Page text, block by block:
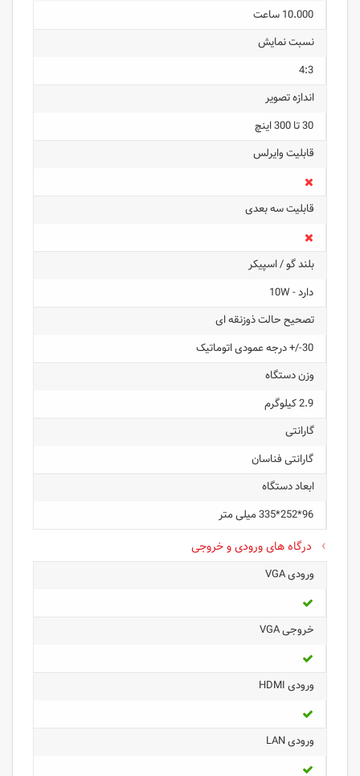
10.000 ساعت
نسبت نمایش
4:3
اندازه تصویر
30 تا 300 اینچ
قابلیت وایرلس
قابلیت سه بعدی
بلند گو / اسپیکر
دارد - 10W
تصحیح حالت ذوزنقه ای
30-/+ درجه عمودی اتوماتیک
وزن دستگاه
2.9 کیلوگرم
گارانتی
گارانتی فناسان
ابعاد دستگاه
96*252*335 میلی متر
درگاه های ورودی و خروجی
ورودی VGA
خروجی VGA
ورودی HDMI
ورودی LAN